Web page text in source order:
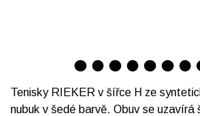
Tenisky RIEKER v šířce H ze
nubuk v šedé barvě. Obuv se uzavírá